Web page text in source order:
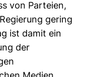
von Parteien,
gering
ist damit ein
der